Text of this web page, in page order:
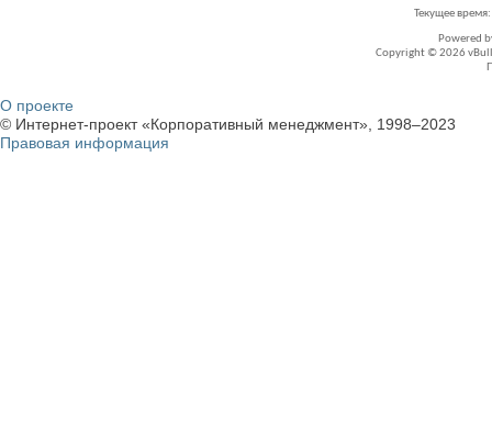
Текущее время:
Powered
Copyright © 2026
О проекте
© Интернет-проект «Корпоративный менеджмент», 1998–2023
Правовая информация